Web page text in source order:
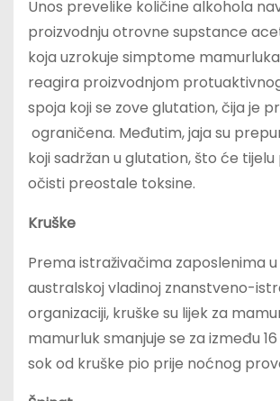
Unos prevelike količine alkohola
proizvodnju otrovne supstance
koja uzrokuje simptome
reagira proizvodnjom
spoja koji se zove glutation, čija je
ograničena. Međutim, jaja su
koji sadržan u glutation, što će
očisti preostale toksine.
Kruške
Prema istraživačima zaposlenima u
australskoj vladinoj znanstveno-
organizaciji, kruške su lijek za
mamurluk smanjuje se za između 16
sok od kruške pio prije noćnog